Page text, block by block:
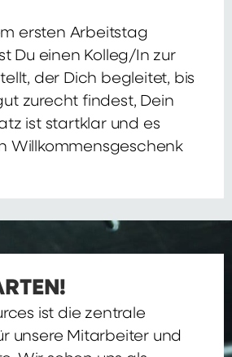
ersten Arbeitstag
Du einen Kolleg/In zur
der Dich begleitet, bis
zurecht findest, Dein
ist startklar und es
Willkommensgeschenk
ist die zentrale
unsere Mitarbeiter und